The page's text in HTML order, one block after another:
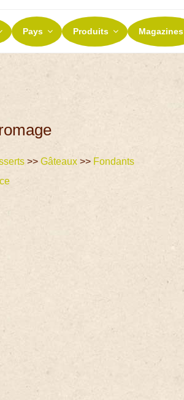
ET TERROIRS
terroirs
Pays Produits Magazines
>>Gâteaux >> Fondants